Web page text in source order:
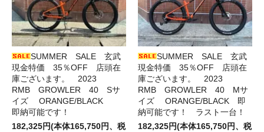
SUMMER SALE 玄武
現金特価 35％OFF 店頭在
庫ございます。 2023
RMB GROWLER 40 Sサ
イズ ORANGE/BLACK
即納可能です！
182,325円(本体165,750円、税
SUMMER SALE 玄武
現金特価 35％OFF 店頭在
庫ございます。 2023
RMB GROWLER 40 Mサ
イズ ORANGE/BLACK 即
納可能です！ ラスト一台！
182,325円(本体165,750円、税